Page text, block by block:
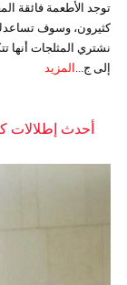
توجد الأطعمة فائقة
كثيرون، وسوف تساعدك
نشتري المثلجات أنها
إلى ج... المزيد
أحدث إطلالات